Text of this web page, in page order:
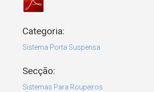
Categoria:
Sistema Porta Suspensa
Secção:
Sistemas Para Roupeiros